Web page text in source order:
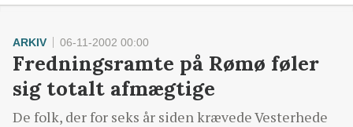
ARKIV 06-11-2002 00:00
Fredningsramte på Rømø føler
sig totalt afmægtige
De folk, der for seks år siden krævede Vesterhede